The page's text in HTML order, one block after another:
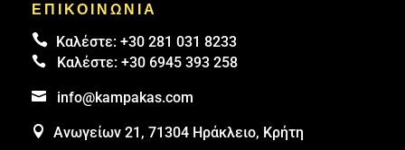
ΕΠΙΚΟΙΝΩΝΙΑ
 Καλέστε: +30 281 031 8233
 Καλέστε: +30 6945 393 258
 info@kampakas.com
 Ανωγείων 21, 71304 Ηράκλειο, Κρήτη